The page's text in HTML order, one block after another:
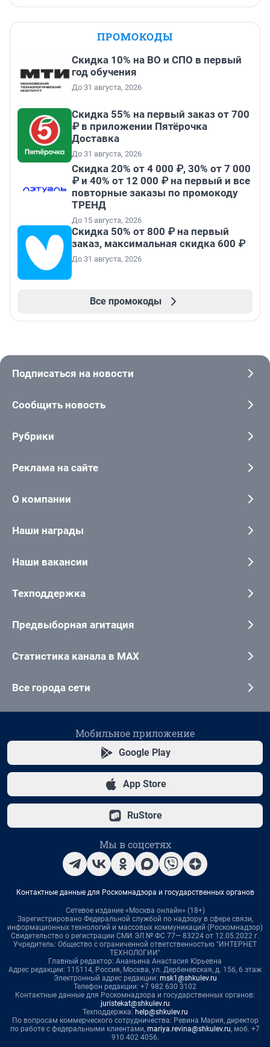
ПРОМОКОДЫ
Скидка 10% на ВО и СПО в первый
год обучения
До 31 августа, 2026
Скидка 55% на первый заказ от 700
₽ в приложении Пятёрочка
Доставка
До 31 августа, 2026
Скидка 20% от 4 000 ₽, 30% от 7 000
₽ и 40% от 12 000 ₽ на первый и все
повторные заказы по промокоду
ТРЕНД
До 15 августа, 2026
Скидка 50% от 800 ₽ на первый
заказ, максимальная скидка 600 ₽
До 31 августа, 2026
Все промокоды
Подписаться на новости
Сообщить новость
Рубрики
Реклама на сайте
О компании
Наши награды
Наши вакансии
Техподдержка
Предвыборная агитация
Статистика канала в MAX
Все города сети
Мобильное приложение
Google Play
App Store
RuStore
Мы в соцсетях
Контактные данные для Роскомнадзора и государственных органов
Сетевое издание «Москва онлайн» (18+)
Зарегистрировано Федеральной службой по надзору в сфере связи,
информационных технологий и массовых коммуникаций (Роскомнадзор)
Свидетельство о регистрации СМИ ЭЛ № ФС 77— 83224 от 12.05.2022 г.
Учредитель: Общество с ограниченной ответственностью "ИНТЕРНЕТ
ТЕХНОЛОГИИ"
Главный редактор: Ананьина Анастасия Юрьевна
Адрес редакции: 115114, Россия, Москва, ул. Дербеневская, д. 15б, 6 этаж
Электронный адрес редакции: msk1@shkulev.ru
Телефон редакции: +7 982 630 3102
Контактные данные для Роскомнадзора и государственных органов:
juristekat@shkulev.ru
Техподдержка: help@shkulev.ru
По вопросам коммерческого сотрудничества: Ревина Мария, директор
по работе с федеральными клиентами, mariya.revina@shkulev.ru, моб. +7
910 402 4056.